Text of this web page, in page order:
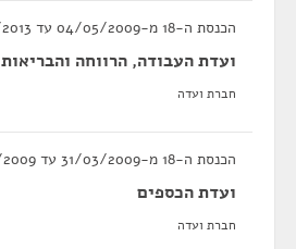
הכנסת ה-18 מ-04/05/2009 עד 05/02/2013
ועדת העבודה, הרווחה והבריאות
חברת ועדה
הכנסת ה-18 מ-31/03/2009 עד 04/05/2009
ועדת הכספים
חברת ועדה